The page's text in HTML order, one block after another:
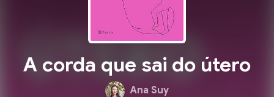
A corda que sai do útero
Ana Suy